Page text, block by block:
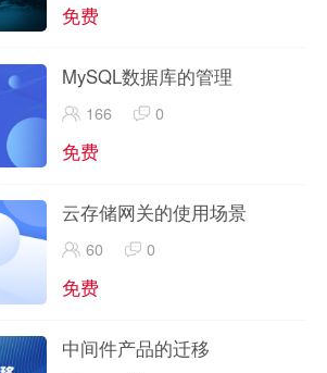
免费
MySQL数据库的管理
166 0
免费
云存储网关的使用场景
60 0
免费
中间件产品的迁移